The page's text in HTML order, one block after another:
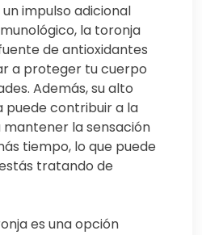
impulso adicional
la toronja
de antioxidantes
a proteger tu cuerpo
Además, su alto
puede contribuir a la
mantener la sensación
tiempo, lo que puede
tratando de
es una opción